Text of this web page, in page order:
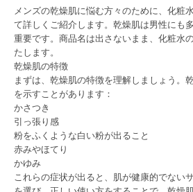
メンズの乾燥肌に悩む方々のために、化粧
て詳しくご紹介します。乾燥肌は男性にも
重要です。商品名は出さないまま、化粧水
たします。
乾燥肌の特徴
まずは、乾燥肌の特徴を理解しましょう。
を示すことがあります：
かさつき
引っ張り感
粉をふくような白い粉が出ること
赤みやほてり
かゆみ
これらの症状が出ると、肌が健康的でない